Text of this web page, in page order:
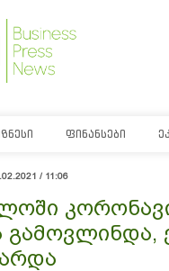
ᲤᲘᲜᲐᲜᲡᲔᲑᲘ
/ 11:06
გამოვლინდა,